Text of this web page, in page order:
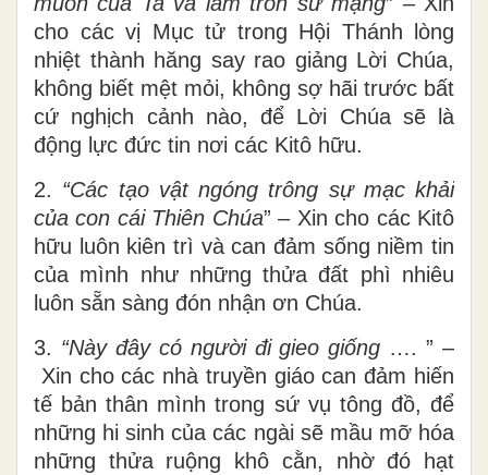
cho các vị Mục tử trong Hội Thánh lòng
nhiệt thành hăng say rao giảng Lời Chúa,
không biết mệt mỏi, không sợ hãi trước bất
cứ nghịch cảnh nào, để Lời Chúa sẽ là
động lực đức tin nơi các Kitô hữu.
2. “Các tạo vật ngóng trông sự mạc khải
của con cái Thiên Chúa” – Xin cho các Kitô
hữu luôn kiên trì và can đảm sống niềm tin
của mình như những thửa đất phì nhiêu
luôn sẵn sàng đón nhận ơn Chúa.
3. “Này đây có người đi gieo giống …. ” –
Xin cho các nhà truyền giáo can đảm hiến
tế bản thân mình trong sứ vụ tông đồ, để
những hi sinh của các ngài sẽ mầu mỡ hóa
những thửa ruộng khô cằn, nhờ đó hạt